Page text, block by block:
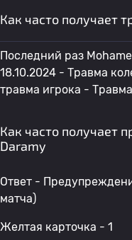
Как часто получает
Последний раз
18.10.2024 - Травма
травма игрока -
Как часто получает
Daramy
Ответ -
матча)
Желтая карточка - 1